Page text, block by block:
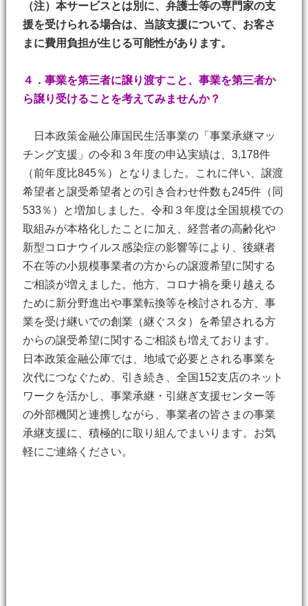
（注）本サービスとは別に、弁護士等の専門家の支
援を受けられる場合は、当該支援について、お客さ
まに費用負担が生じる可能性があります。
４．事業を第三者に譲り渡すこと、事業を第三者か
ら譲り受けることを考えてみませんか？
日本政策金融公庫国民生活事業の「事業承継マッ
チング支援」の令和３年度の申込実績は、3,178件
（前年度比845％）となりました。これに伴い、譲渡
希望者と譲受希望者との引き合わせ件数も245件（同
533％）と増加しました。令和３年度は全国規模での
取組みが本格化したことに加え、経営者の高齢化や
新型コロナウイルス感染症の影響等により、後継者
不在等の小規模事業者の方からの譲渡希望に関する
ご相談が増えました。他方、コロナ禍を乗り越える
ために新分野進出や事業転換等を検討される方、事
業を受け継いでの創業（継ぐスタ）を希望される方
からの譲受希望に関するご相談も増えております。
日本政策金融公庫では、地域で必要とされる事業を
次代につなぐため、引き続き、全国152支店のネット
ワークを活かし、事業承継・引継ぎ支援センター等
の外部機関と連携しながら、事業者の皆さまの事業
承継支援に、積極的に取り組んでまいります。お気
軽にご連絡ください。